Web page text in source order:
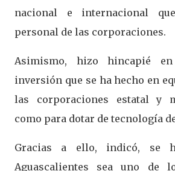
nacional e internacional
personal de las corporaciones.
Asimismo, hizo hincapié
inversión que se ha hecho en
las corporaciones estatal y
como para dotar de tecnología
Gracias a ello, indicó, se
Aguascalientes sea uno de